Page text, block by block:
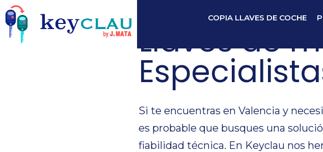
COPIA LLAVES DE COCHE
Llaves de
Si te encuentras en Valencia y
es probable que busques una
fiabilidad técnica. En Keyclau nos